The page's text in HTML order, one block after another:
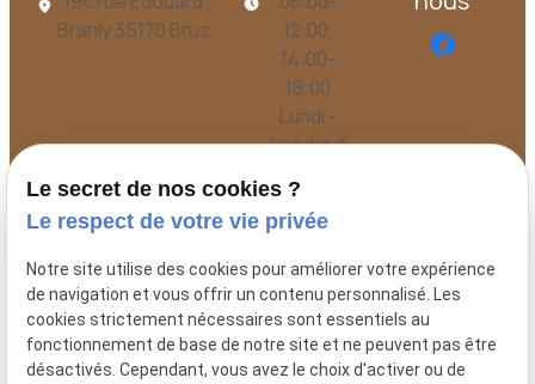
Branly35170 Bruz
12:00,
14:00-
18:00
Lundi -
Vendredi
Accueil
Présentation
Prestations
Actualités
Le secret de nos cookies ?
Le respect de votre vie privée
Notre site utilise des cookies pour améliorer votre expérience
de navigation et vous offrir un contenu personnalisé. Les
cookies strictement nécessaires sont essentiels au
fonctionnement de base de notre site et ne peuvent pas être
désactivés. Cependant, vous avez le choix d'activer ou de